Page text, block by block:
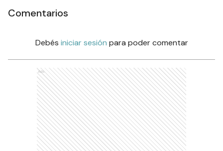
Comentarios
Debés iniciar sesión para poder comentar
Ads